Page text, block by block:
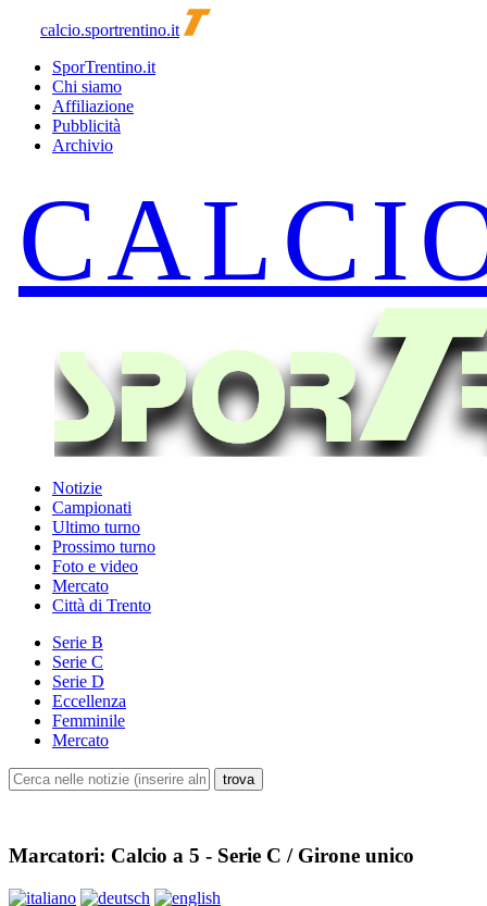
calcio.sportrentino.it
SporTrentino.it
Chi siamo
Affiliazione
Pubblicità
Archivio
Notizie
Campionati
Ultimo turno
Prossimo turno
Foto e video
Mercato
Città di Trento
Serie B
Serie C
Serie D
Eccellenza
Femminile
Mercato
Marcatori: Calcio a 5 - Serie C / Girone unico